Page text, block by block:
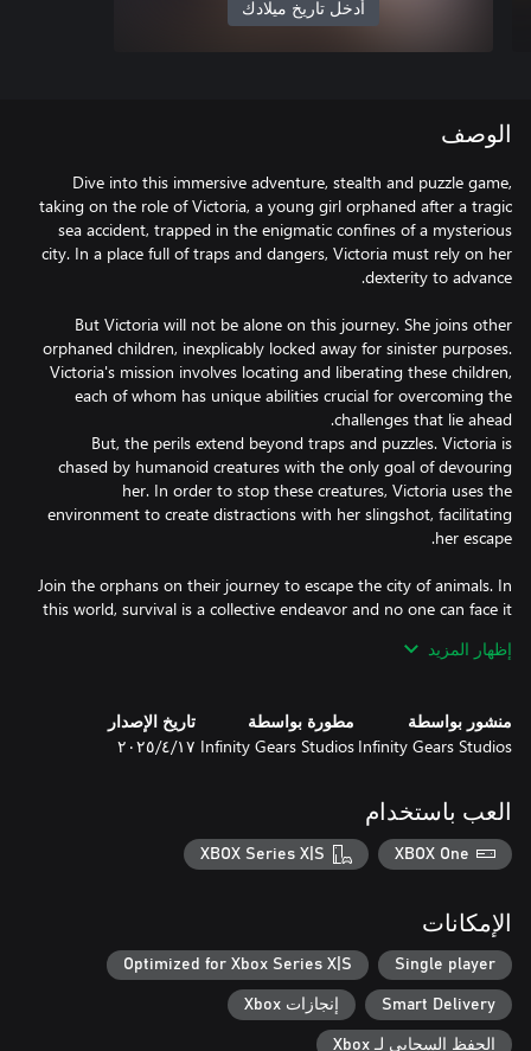
أدخل تاريخ ميلادك
الوصف
Dive into this immersive adventure, stealth and puzzle game,
taking on the role of Victoria, a young girl orphaned after a tragic
sea accident, trapped in the enigmatic confines of a mysterious
city. In a place full of traps and dangers, Victoria must rely on her
But Victoria will not be alone on this journey. She joins other
orphaned children, inexplicably locked away for sinister purposes.
Victoria's mission involves locating and liberating these children,
each of whom has unique abilities crucial for overcoming the
But, the perils extend beyond traps and puzzles. Victoria is
chased by humanoid creatures with the only goal of devouring
her. In order to stop these creatures, Victoria uses the
environment to create distractions with her slingshot, facilitating
Join the orphans on their journey to escape the city of animals. In
this world, survival is a collective endeavor and no one can face it
إظهار المزيد
منشور بواسطة
Infinity Gears Studios
مطورة بواسطة
Infinity Gears Studios
تاريخ الإصدار
١٧‏/٤‏/٢٠٢٥
العب باستخدام
XBOX One
XBOX Series X|S
الإمكانات
Single player
Optimized for Xbox Series X|S
Smart Delivery إنجازات Xbox
الحفظ السحابي لـ Xbox